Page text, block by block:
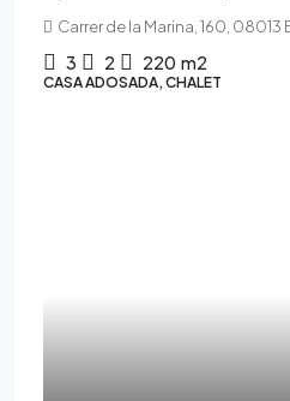
Carrer de la Marina, 160,
3 2 220 m2
CASA ADOSADA, CHALET